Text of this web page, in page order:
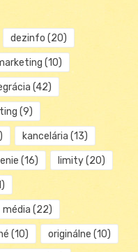
dezinfo (20)
(10)
(42)
(9)
kancelária (13)
(16) limity(20)
média (22)
(10) originálne (10)